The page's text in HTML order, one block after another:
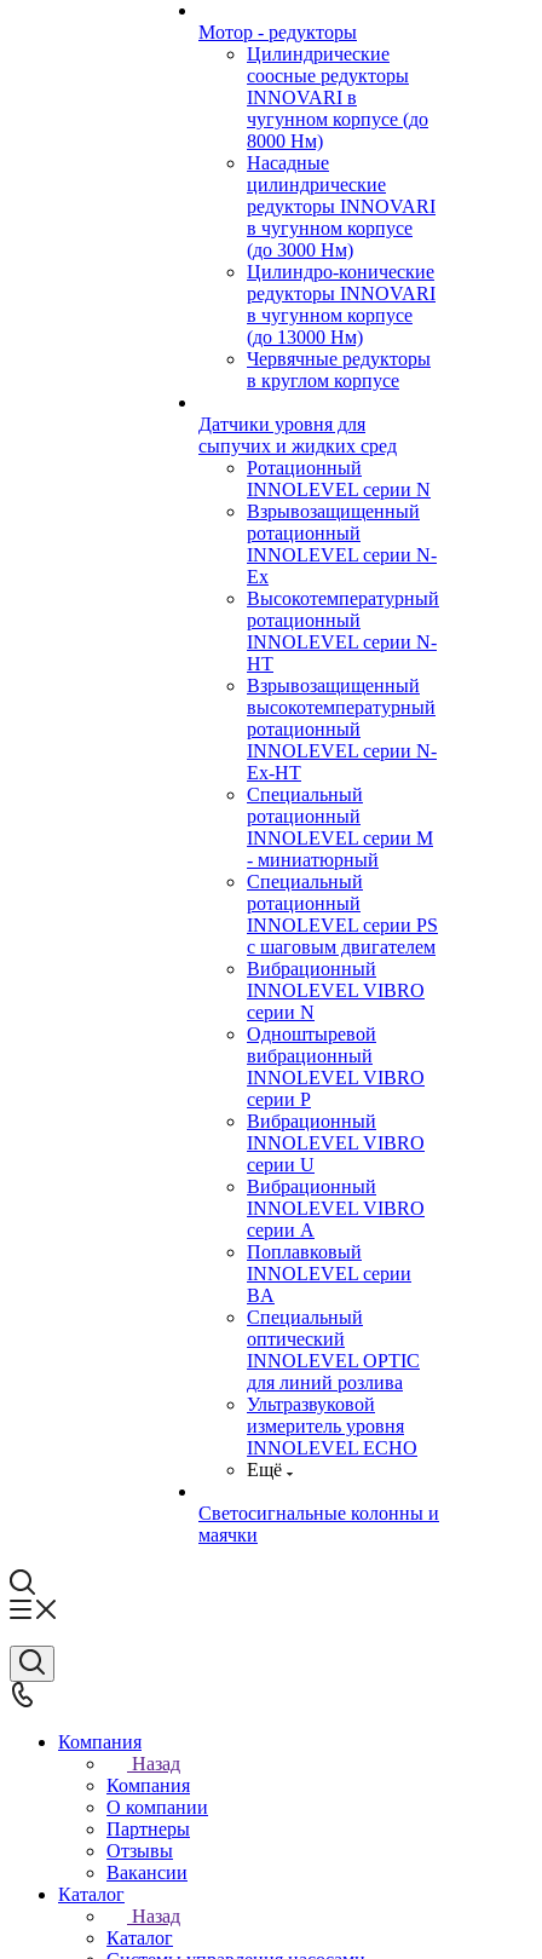
Мотор - редукторы
Цилиндрические
соосные редукторы
INNOVARI в
чугунном корпусе (до
8000 Нм)
Насадные
цилиндрические
редукторы INNOVARI
в чугунном корпусе
(до 3000 Нм)
Цилиндро-конические
редукторы INNOVARI
в чугунном корпусе
(до 13000 Нм)
Червячные редукторы
в круглом корпусе
Датчики уровня для
сыпучих и жидких сред
Ротационный
INNOLEVEL серии N
Взрывозащищенный
ротационный
INNOLEVEL серии N-
Ex
Высокотемпературный
ротационный
INNOLEVEL серии N-
HT
Взрывозащищенный
высокотемпературный
ротационный
INNOLEVEL серии N-
Ex-HT
Специальный
ротационный
INNOLEVEL серии M
- миниатюрный
Специальный
ротационный
INNOLEVEL серии PS
с шаговым двигателем
Вибрационный
INNOLEVEL VIBRO
серии N
Одноштыревой
вибрационный
INNOLEVEL VIBRO
серии P
Вибрационный
INNOLEVEL VIBRO
серии U
Вибрационный
INNOLEVEL VIBRO
серии A
Поплавковый
INNOLEVEL серии
BA
Специальный
оптический
INNOLEVEL OPTIC
для линий розлива
Ультразвуковой
измеритель уровня
INNOLEVEL ECHO
Ещё
Светосигнальные колонны и
маячки
Компания
Назад
Компания
О компании
Партнеры
Отзывы
Вакансии
Каталог
Назад
Каталог